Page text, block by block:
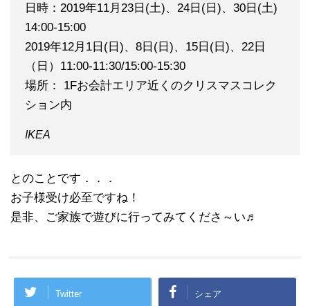
日時：2019年11月23日(土)、24日(日)、30日(土)
14:00-15:00
2019年12月1日(日)、8日(日)、15日(日)、22日
（日）11:00-11:30/15:00-15:30
場所： 1Fお会計エリア近くのクリスマスコレク
ション内
IKEA
とのことです．．．
お子様受け必至ですね！
是非、ご家族で遊びに行ってみてくださ～い♬
Twitter シェア